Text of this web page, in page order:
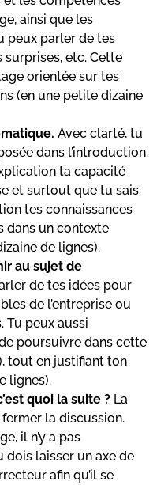
ainsi que les
peux parler de tes
surprises, etc. Cette
orientée sur tes
(en une petite dizaine
Avec clarté, tu
dans l’introduction.
ta capacité
et surtout que tu sais
tes connaissances
dans un contexte
de lignes).
au sujet de
de tes idées pour
de l’entreprise ou
Tu peux aussi
poursuivre dans cette
tout en justifiant ton
lignes).
quoi la suite ? La
la discussion.
il n’y a pas
dois laisser un axe de
afin qu’il se